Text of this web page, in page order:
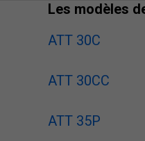
Les modèles
ATT 30C
ATT 30CC
ATT 35P